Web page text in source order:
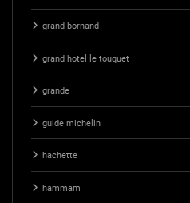
grand bornand
grand hotel le touquet
grande
guide michelin
hachette
hammam